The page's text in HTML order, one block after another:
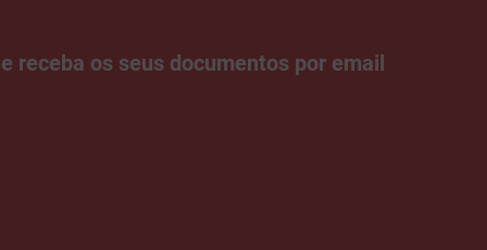
receba os seus documentos por email